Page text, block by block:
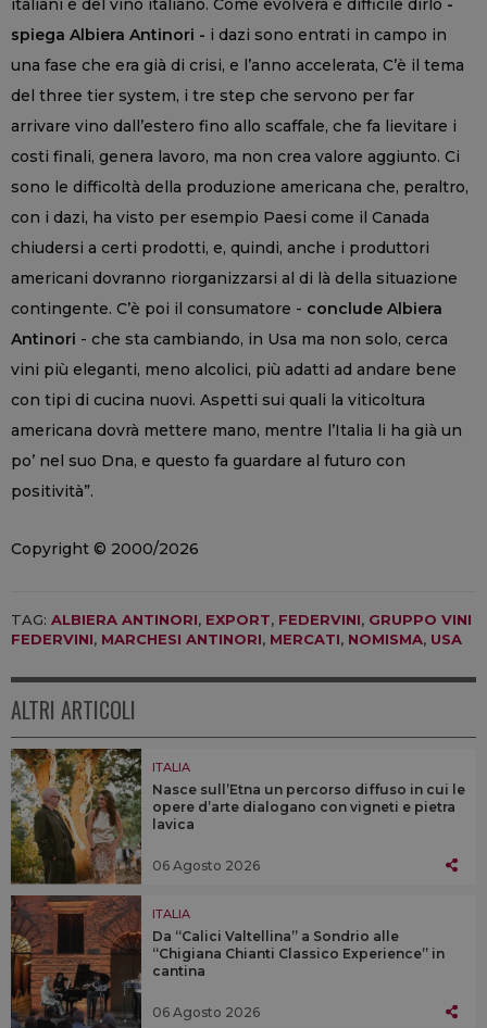
spiega Albiera Antinori - i dazi sono entrati in campo in
una fase che era già di crisi, e l’anno accelerata, C’è il tema
del three tier system, i tre step che servono per far
arrivare vino dall’estero fino allo scaffale, che fa lievitare i
costi finali, genera lavoro, ma non crea valore aggiunto. Ci
sono le difficoltà della produzione americana che, peraltro,
con i dazi, ha visto per esempio Paesi come il Canada
chiudersi a certi prodotti, e, quindi, anche i produttori
americani dovranno riorganizzarsi al di là della situazione
contingente. C’è poi il consumatore - conclude Albiera
Antinori - che sta cambiando, in Usa ma non solo, cerca
vini più eleganti, meno alcolici, più adatti ad andare bene
con tipi di cucina nuovi. Aspetti sui quali la viticoltura
americana dovrà mettere mano, mentre l’Italia li ha già un
po’ nel suo Dna, e questo fa guardare al futuro con
positività”.
Copyright © 2000/2026
TAG: ALBIERA ANTINORI, EXPORT, FEDERVINI, GRUPPO VINI
FEDERVINI, MARCHESI ANTINORI, MERCATI, NOMISMA, USA
ALTRI ARTICOLI
ITALIA
Nasce sull’Etna un percorso diffuso in cui le
opere d’arte dialogano con vigneti e pietra
lavica
06 Agosto 2026
ITALIA
Da “Calici Valtellina” a Sondrio alle
“Chigiana Chianti Classico Experience” in
cantina
06 Agosto 2026